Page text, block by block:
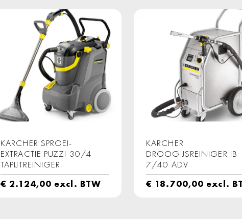
KARCHER SPROEI-
EXTRACTIE PUZZI 30/4
TAPIJTREINIGER
€ 2.124,00 excl. BTW
KARCHER
DROOGIJSREINIGER IB
7/40 ADV
€ 18.700,00 excl.